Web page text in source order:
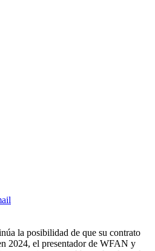
la posibilidad de que su contrato
2024, el presentador de WFAN y